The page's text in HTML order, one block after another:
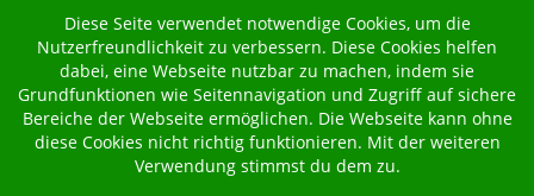
Diese Seite verwendet notwendige Cookies, um die
Nutzerfreundlichkeit zu verbessern. Diese Cookies helfen
dabei, eine Webseite nutzbar zu machen, indem sie
Grundfunktionen wie Seitennavigation und Zugriff auf sichere
Bereiche der Webseite ermöglichen. Die Webseite kann ohne
diese Cookies nicht richtig funktionieren. Mit der weiteren
Verwendung stimmst du dem zu.